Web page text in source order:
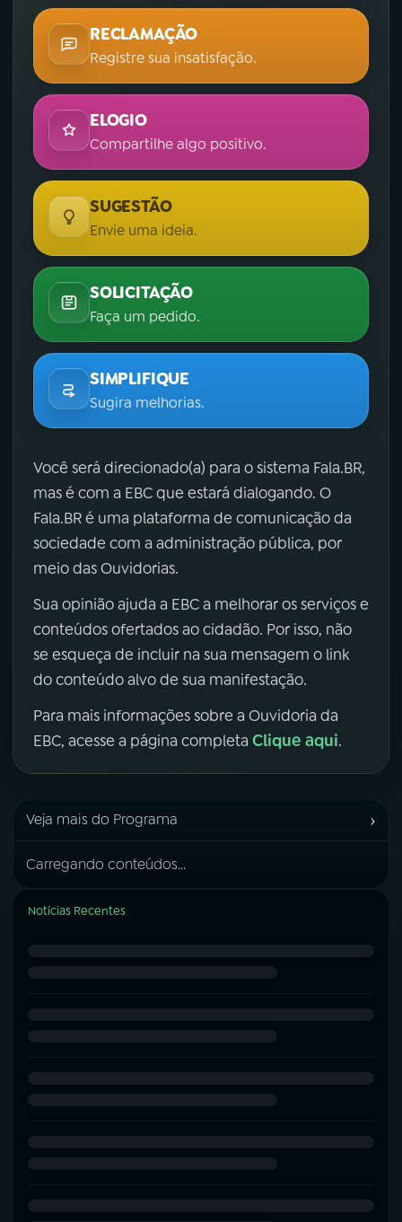
RECLAMAÇÃO
Registre sua insatisfação.
ELOGIO
Compartilhe algo positivo.
SUGESTÃO
Envie uma ideia.
SOLICITAÇÃO
Faça um pedido.
SIMPLIFIQUE
Sugira melhorias.
Você será direcionado(a) para o sistema Fala.BR,
mas é com a EBC que estará dialogando. O
Fala.BR é uma plataforma de comunicação da
sociedade com a administração pública, por
meio das Ouvidorias.
Sua opinião ajuda a EBC a melhorar os serviços e
conteúdos ofertados ao cidadão. Por isso, não
se esqueça de incluir na sua mensagem o link
do conteúdo alvo de sua manifestação.
Para mais informações sobre a Ouvidoria da
EBC, acesse a página completa Clique aqui.
Veja mais do Programa ›
Carregando conteúdos...
Notícias Recentes